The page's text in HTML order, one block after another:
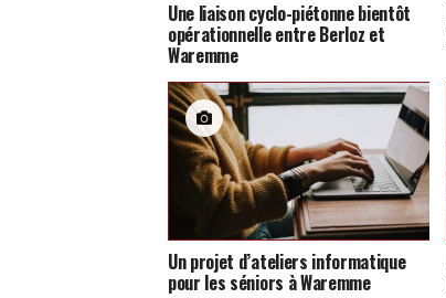
Une liaison cyclo-piétonne bientôt
opérationnelle entre Berloz et
Waremme
Un projet d’ateliers informatique
pour les séniors à Waremme